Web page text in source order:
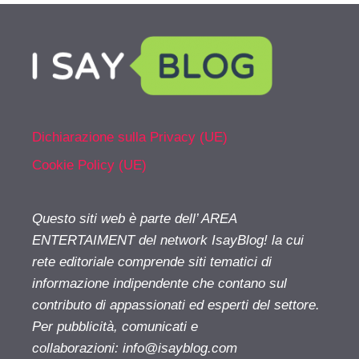
Dichiarazione sulla Privacy (UE)
Cookie Policy (UE)
Questo siti web è parte dell’ AREA
ENTERTAIMENT del network IsayBlog! la cui
rete editoriale comprende siti tematici di
informazione indipendente che contano sul
contributo di appassionati ed esperti del settore.
Per pubblicità, comunicati e
collaborazioni: info@isayblog.com